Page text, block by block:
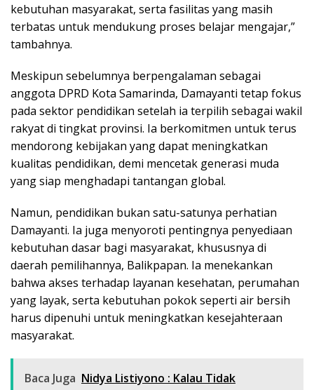
kebutuhan masyarakat, serta fasilitas yang masih
terbatas untuk mendukung proses belajar mengajar,”
tambahnya.
Meskipun sebelumnya berpengalaman sebagai
anggota DPRD Kota Samarinda, Damayanti tetap fokus
pada sektor pendidikan setelah ia terpilih sebagai wakil
rakyat di tingkat provinsi. Ia berkomitmen untuk terus
mendorong kebijakan yang dapat meningkatkan
kualitas pendidikan, demi mencetak generasi muda
yang siap menghadapi tantangan global.
Namun, pendidikan bukan satu-satunya perhatian
Damayanti. Ia juga menyoroti pentingnya penyediaan
kebutuhan dasar bagi masyarakat, khususnya di
daerah pemilihannya, Balikpapan. Ia menekankan
bahwa akses terhadap layanan kesehatan, perumahan
yang layak, serta kebutuhan pokok seperti air bersih
harus dipenuhi untuk meningkatkan kesejahteraan
masyarakat.
Baca Juga Nidya Listiyono : Kalau Tidak